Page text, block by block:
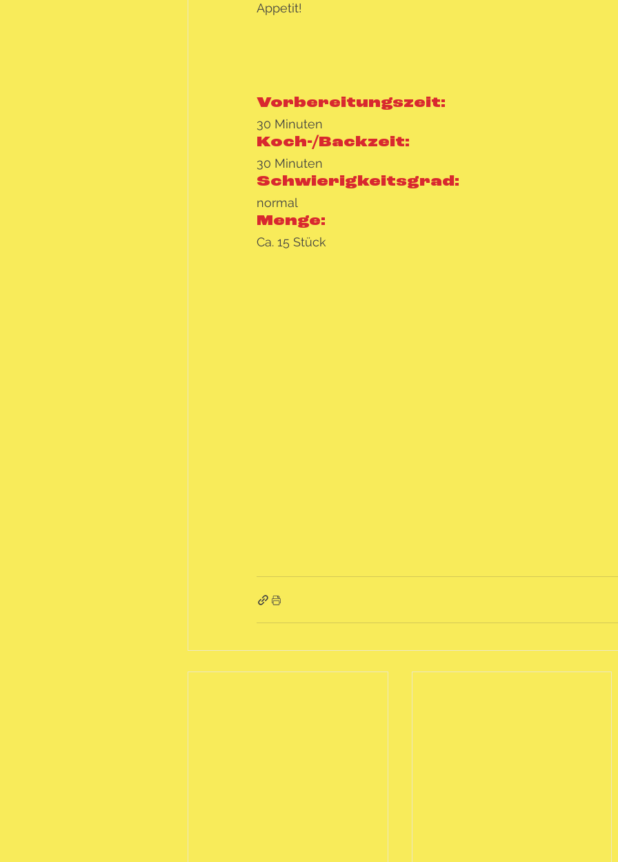
Appetit!
Vorbereitungszeit:
30 Minuten
Koch-/Backzeit:
30 Minuten
Schwierigkeitsgrad:
normal
Menge:
Ca. 15 Stück